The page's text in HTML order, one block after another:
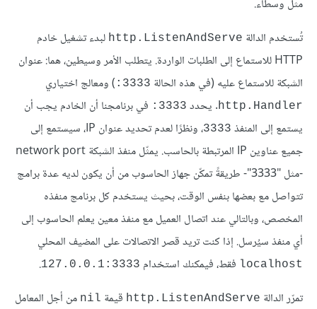
مثل وسطاء.
تُستخدم الدالة http.ListenAndServe لبدء تشغيل خادم
HTTP للاستماع إلى الطلبات الواردة. يتطلب الأمر وسيطين، هما: عنوان
الشبكة للاستماع عليه (في هذه الحالة 3333: ) ومعالج اختياري
http.Handler. يحدد 3333:
في برنامجنا أن الخادم يجب أن
يستمع إلى المنفذ 3333
، ونظرًا لعدم تحديد عنوان IP، سيستمع إلى
جميع عناوين IP المرتبطة بالحاسب. يمثّل منفذ الشبكة network port
-مثل "3333"- طريقةً تمكّن جهاز الحاسوب من أن يكون لديه عدة برامج
تتواصل مع بعضها بنفس الوقت، بحيث يستخدم كل برنامج منفذه
المخصص، وبالتالي عند اتصال العميل مع منفذ معين يعلم الحاسوب إلى
أي منفذ سيُرسل. إذا كنت تريد قصر الاتصالات على المضيف المحلي
localhost فقط، فيمكنك استخدام ‎127.0.0.1:3333
.
تمرّر الدالة http.ListenAndServe قيمة nil من أجل المعامل